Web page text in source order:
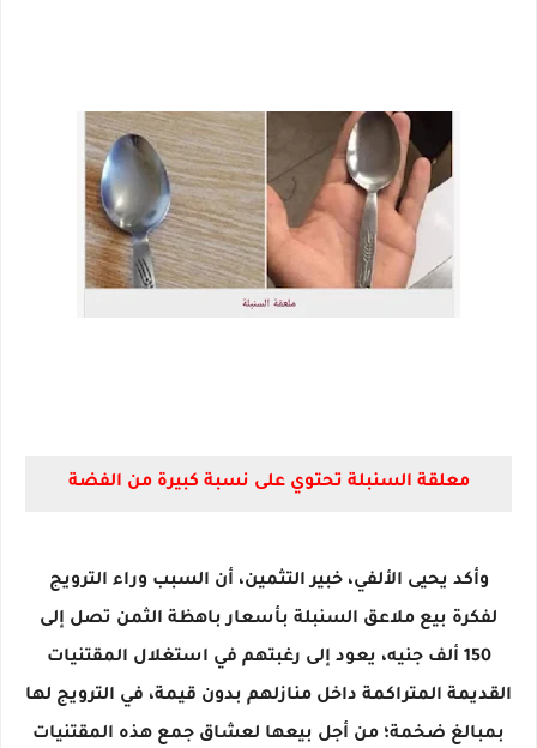
معلقة السنبلة تحتوي على نسبة كبيرة من الفضة
وأكد يحيى الألفي، خبير التثمين، أن السبب وراء الترويج
لفكرة بيع ملاعق السنبلة بأسعار باهظة الثمن تصل إلى
150 ألف جنيه، يعود إلى رغبتهم في استغلال المقتنيات
القديمة المتراكمة داخل منازلهم بدون قيمة، في الترويج لها
بمبالغ ضخمة؛ من أجل بيعها لعشاق جمع هذه المقتنيات